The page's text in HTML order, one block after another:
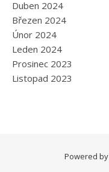
Duben 2024
Březen 2024
Únor 2024
Leden 2024
Prosinec 2023
Listopad 2023
Powered by